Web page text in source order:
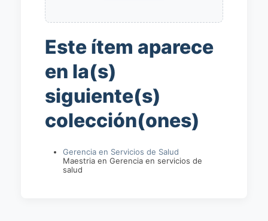
Este ítem aparece
en la(s)
siguiente(s)
colección(ones)
Gerencia en Servicios de Salud
Maestria en Gerencia en servicios de
salud